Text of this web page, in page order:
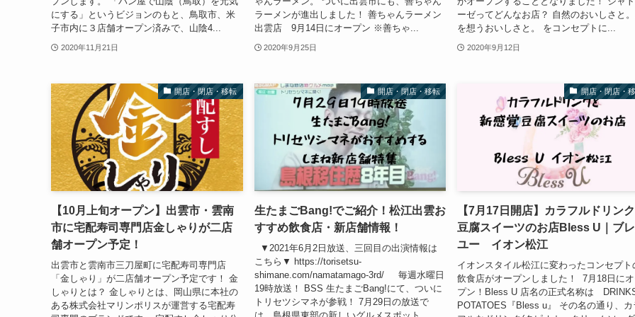
にする」というビジョンのもと、鳥取市、米
子市内に３店舗オープン済みで、山陰4...
2020年11月21日
ラーメンが進出しました！ 善ちゃんラーメン
出雲店 9月14日にオープン ※善ちゃ...
2020年9月25日
ーゼってどんなお店？ 自然のおいしさと。
を想うおいしさと。 をコンセプトに...
2020年9月12日
開店・閉店・移転
【10月上旬オープン】出雲市・雲南
市に宅配寿司専門店金しゃりが二店
舗オープン予定！
出雲市と雲南市三刀屋町に宅配寿司専門店
「金しゃり」が二店舗オープン予定です！ 金
しゃりとは？ 金しゃりとは、岡山県に本社の
ある株式会社マリンポリスが運営する宅配寿
開店・閉店・移転
生たまごBang!でご紹介！松江出雲お
すすめ飲食店・新店舗情報！
▼2021年6月2日放送、三回目の出演情報は
こちら▼ https://torisetsu-
shimane.com/namatamago-3rd/ 毎週水曜日
19時放送！ BSS 生たまごBang!にて、ついに
トリセツシマネが参戦！ 7月29日の放送で
開店・閉店・
【7月17日開店】カラフルドリン
豆腐スイーツのお店Bless U｜ブ
ユー イオン松江
イオンスタイル松江に変わったコンセプト
飲食店がオープンしました！ 7月18日に
プン！Bless U 店名の正式名称は
POTATOES『Bless u』 その名の通り、カ